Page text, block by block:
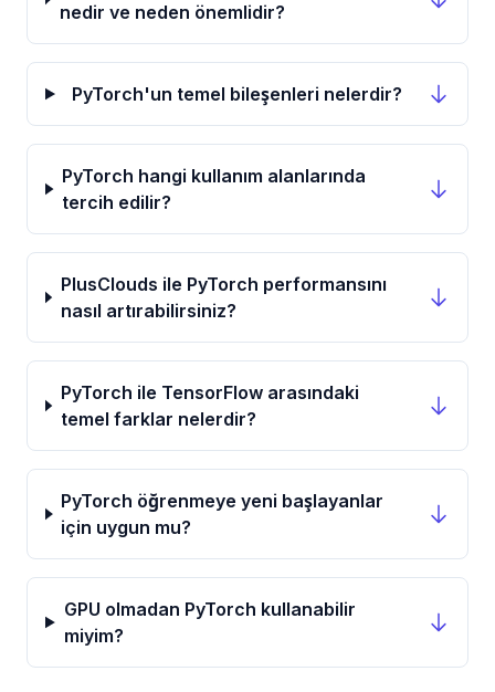
nedir ve neden önemlidir?
PyTorch'un temel bileşenleri nelerdir?
PyTorch hangi kullanım alanlarında
tercih edilir?
PlusClouds ile PyTorch performansını
nasıl artırabilirsiniz?
PyTorch ile TensorFlow arasındaki
temel farklar nelerdir?
PyTorch öğrenmeye yeni başlayanlar
için uygun mu?
GPU olmadan PyTorch kullanabilir
miyim?